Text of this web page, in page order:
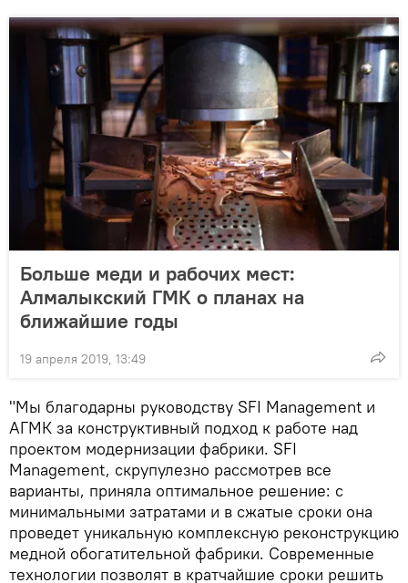
Больше меди и рабочих мест:
Алмалыкский ГМК о планах на
ближайшие годы
19 апреля 2019, 13:49
"Мы благодарны руководству SFI Management и
АГМК за конструктивный подход к работе над
проектом модернизации фабрики. SFI
Management, скрупулезно рассмотрев все
варианты, приняла оптимальное решение: с
минимальными затратами и в сжатые сроки она
проведет уникальную комплексную реконструкцию
медной обогатительной фабрики. Современные
технологии позволят в кратчайшие сроки решить